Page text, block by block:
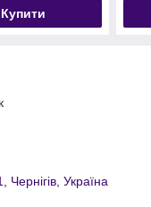
Купити
Чернігів, Україна